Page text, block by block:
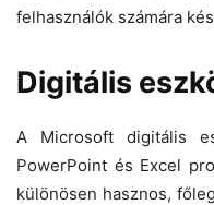
felhasználók számára
Digitális
A Microsoft digitális
PowerPoint és Excel
különösen hasznos,